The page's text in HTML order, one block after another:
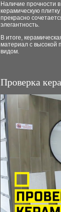
Наличие прочности
керамическую
прекрасно
элегантность.
В итоге,
материал с высокой
видом.
Проверка